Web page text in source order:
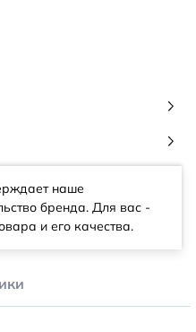
наше
бренда. Для вас -
и его качества.